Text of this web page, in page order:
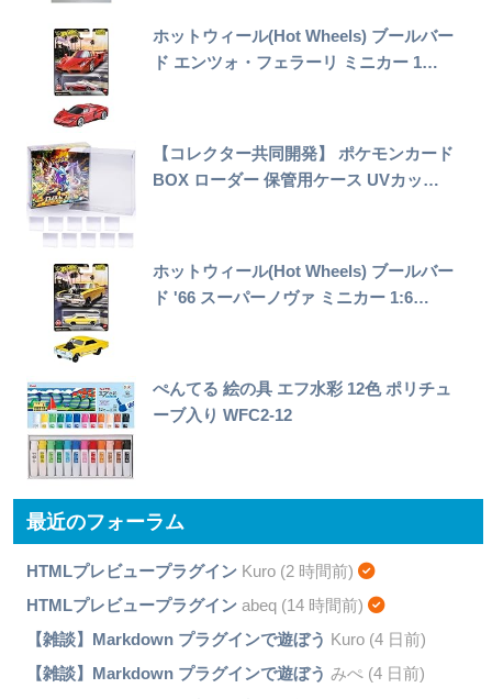
ホットウィール(Hot Wheels) ブールバー
ド エンツォ・フェラーリ ミニカー 1…
【コレクター共同開発】 ポケモンカード
BOX ローダー 保管用ケース UVカッ…
ホットウィール(Hot Wheels) ブールバー
ド '66 スーパーノヴァ ミニカー 1:6…
ぺんてる 絵の具 エフ水彩 12色 ポリチュ
ーブ入り WFC2-12
最近のフォーラム
HTMLプレビュープラグインKuro (2 時間前)
HTMLプレビュープラグインabeq (14 時間前)
【雑談】Markdown プラグインで遊ぼう Kuro (4 日前)
【雑談】Markdown プラグインで遊ぼう みぺ (4 日前)